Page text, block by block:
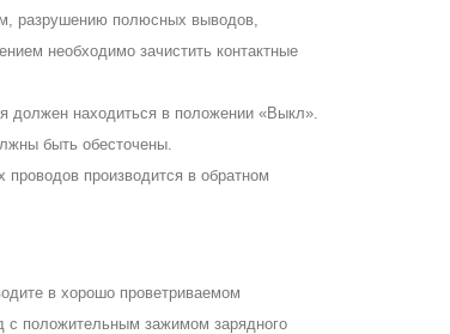
разрушению полюсных выводов,
необходимо зачистить контактные
должен находиться в положении «Выкл».
быть обесточены.
производится в обратном
в хорошо проветриваемом
положительным зажимом зарядного